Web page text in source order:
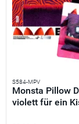
S584-MPV
Monsta Pillow
violett für ein